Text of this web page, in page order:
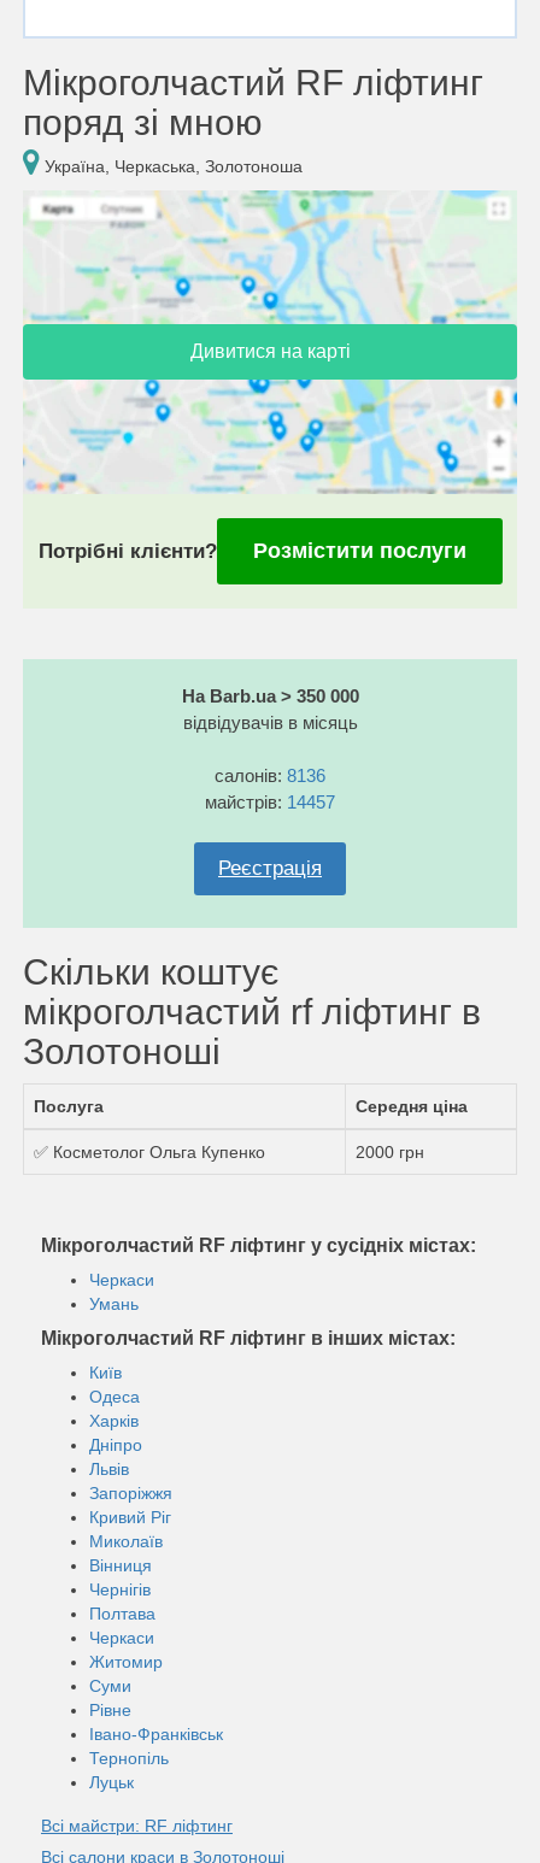
Мікроголчастий RF ліфтинг
поряд зі мною
Україна, Черкаська, Золотоноша
Дивитися на карті
Потрібні клієнти? Розмістити послуги
На Barb.ua > 350 000
відвідувачів в місяць
салонів: 8136
майстрів: 14457
Реєстрація
Скільки коштує
мікроголчастий rf ліфтинг в
Золотоноші
Послуга Середня ціна
✅ Косметолог Ольга Купенко 2000 грн
Мікроголчастий RF ліфтинг у сусідніх містах:
Черкаси
Умань
Мікроголчастий RF ліфтинг в інших містах:
Київ
Одеса
Харків
Дніпро
Львів
Запоріжжя
Кривий Ріг
Миколаїв
Вінниця
Чернігів
Полтава
Черкаси
Житомир
Суми
Рівне
Івано-Франківськ
Тернопіль
Луцьк
Всі майстри: RF ліфтинг
Всі салони краси в Золотоноші